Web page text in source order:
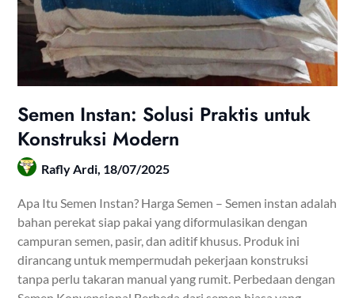
Semen Instan: Solusi Praktis untuk
Konstruksi Modern
Rafly Ardi, 18/07/2025
Apa Itu Semen Instan? Harga Semen – Semen instan adalah
bahan perekat siap pakai yang diformulasikan dengan
campuran semen, pasir, dan aditif khusus. Produk ini
dirancang untuk mempermudah pekerjaan konstruksi
tanpa perlu takaran manual yang rumit. Perbedaan dengan